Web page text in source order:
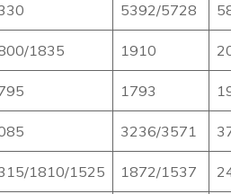
5392/5728
1835 1910
1793
3236/3571
1810/1525 1872/1537